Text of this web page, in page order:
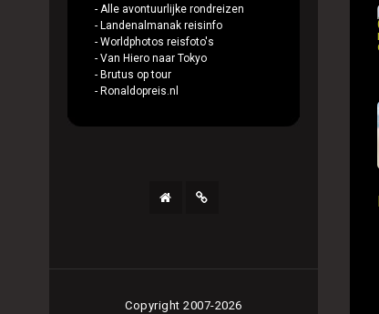
- Alle avontuurlijke rondreizen
- Landenalmanak reisinfo
- Worldphotos reisfoto's
- Van Hiero naar Tokyo
- Brutus op tour
- Ronaldopreis.nl
Copyright 2007-2026